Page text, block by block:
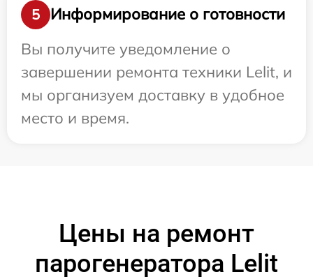
5
Информирование о готовности
Вы получите уведомление о
завершении ремонта техники Lelit, и
мы организуем доставку в удобное
место и время.
Цены на ремонт
парогенератора Lelit